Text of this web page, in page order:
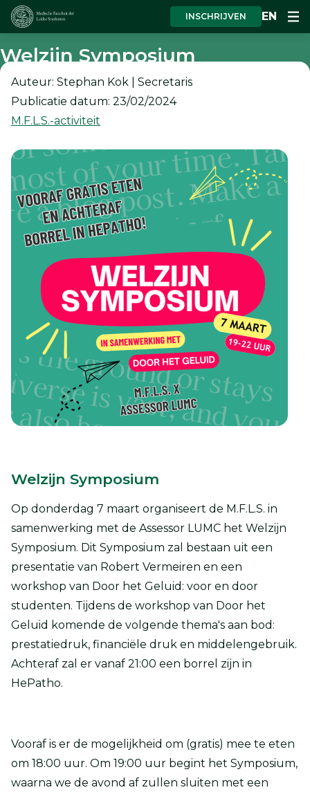
INSCHRIJVEN EN
Welzijn Symposium
Auteur: Stephan Kok | Secretaris
Publicatie datum: 23/02/2024
M.F.L.S.-activiteit
Welzijn Symposium
Op donderdag 7 maart organiseert de M.F.L.S. in
samenwerking met de Assessor LUMC het Welzijn
Symposium. Dit Symposium zal bestaan uit een
presentatie van Robert Vermeiren en een
workshop van Door het Geluid: voor en door
studenten. Tijdens de workshop van Door het
Geluid komende de volgende thema's aan bod:
prestatiedruk, financiële druk en middelengebruik.
Achteraf zal er vanaf 21:00 een borrel zijn in
HePatho.
Vooraf is er de mogelijkheid om (gratis) mee te eten
om 18:00 uur. Om 19:00 uur begint het Symposium,
waarna we de avond af zullen sluiten met een